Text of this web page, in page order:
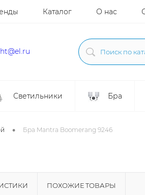
Каталог О нас
Светильники Бра
• Бра Mantra Boomerang 9246
ПОХОЖИЕ ТОВАРЫ